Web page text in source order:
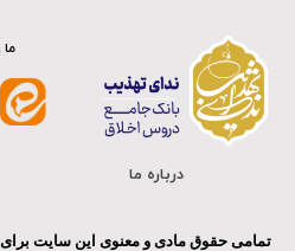
درباره ما
تمامی حقوق مادی و معنوی این سایت